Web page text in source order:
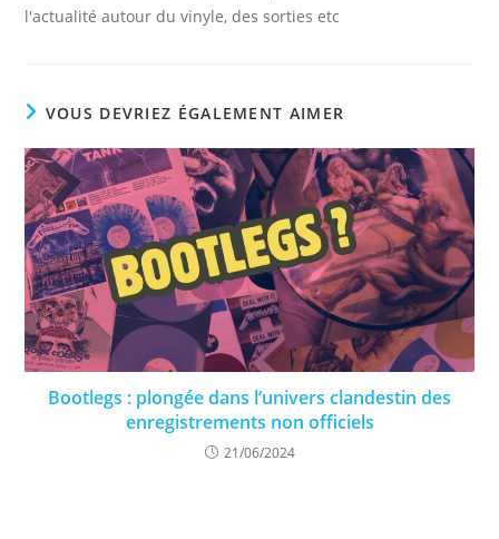
l'actualité autour du vinyle, des sorties etc
VOUS DEVRIEZ ÉGALEMENT AIMER
Bootlegs : plongée dans l’univers clandestin des
enregistrements non officiels
21/06/2024